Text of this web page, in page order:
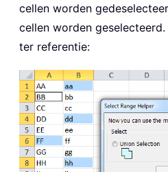
cellen worden
cellen worden
ter referentie: